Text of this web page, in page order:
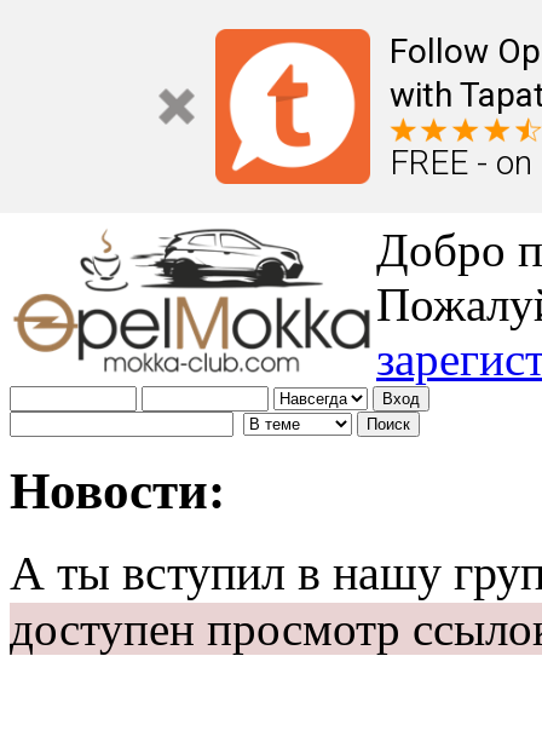
Follow
with
FREE -
Добро
Новости:
А ты вступил в нашу
доступен просмотр